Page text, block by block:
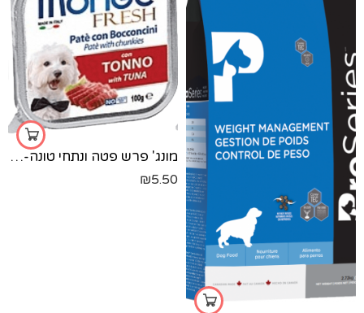
מונג' פרש פטה ונתחי טונה-100 גר'
₪5.50